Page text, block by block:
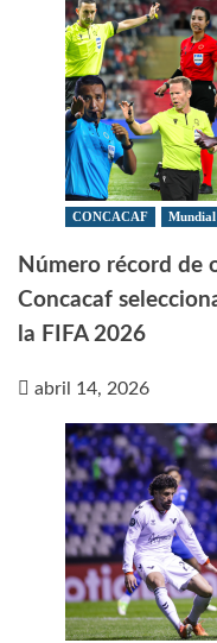
CONCACAF
Número récord de
Concacaf
la FIFA 2026
abril 14, 2026